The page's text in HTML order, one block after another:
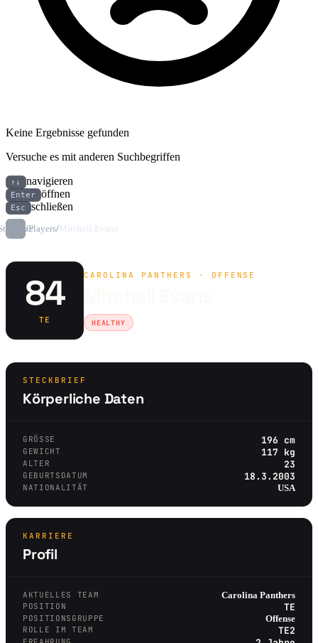
Keine Ergebnisse gefunden
Versuche es mit anderen Suchbegriffen
↑↓ navigieren
Enter öffnen
Esc schließen
/Players/Mitchell Evans
84
TE
CAROLINA PANTHERS · OFFENSE
HEALTHY
STECKBRIEF
Körperliche Daten
GRÖSSE 196 cm
GEWICHT 117 kg
ALTER 23
GEBURTSDATUM 18.3.2003
NATIONALITÄT USA
KARRIERE
Profil
AKTUELLES TEAM Carolina Panthers
POSITION TE
POSITIONSGRUPPE Offense
ROLLE IM TEAM TE2